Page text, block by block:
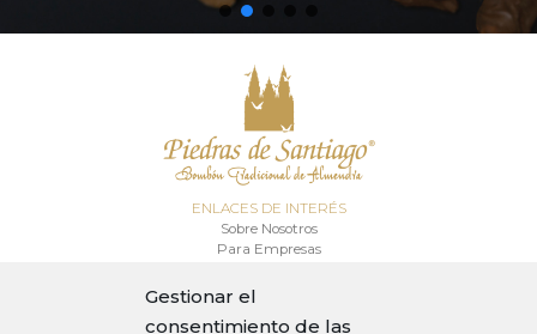
Gestionar el
consentimiento de las
ENLACES DE INTERÉS
Sobre Nosotros
Para Empresas